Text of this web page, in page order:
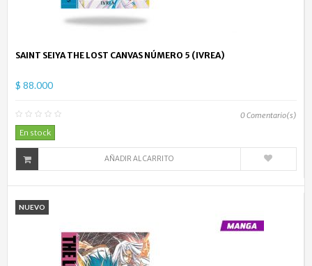
SAINT SEIYA THE LOST CANVAS NÚMERO 5 (IVREA)
$ 88.000
0Comentario(s)
En stock
AÑADIR AL CARRITO
NUEVO